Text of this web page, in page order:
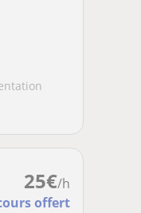
25€/h
offert